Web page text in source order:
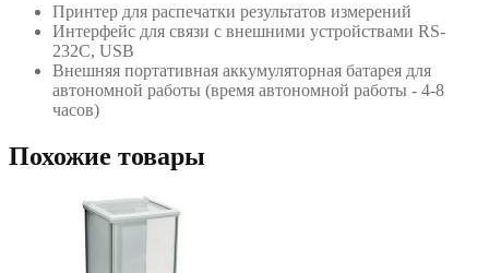
Принтер для распечатки результатов измерений
Интерфейс для связи с внешними устройствами RS-
232C, USB
Внешняя портативная аккумуляторная батарея для
автономной работы (время автономной работы - 4-8
часов)
Похожие товары